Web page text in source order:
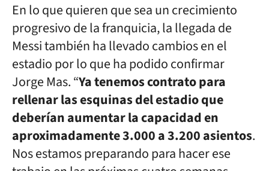
En lo que quieren que sea un crecimiento
progresivo de la franquicia, la llegada de
Messi también ha llevado cambios en el
estadio por lo que ha podido confirmar
Jorge Mas. “Ya tenemos contrato para
rellenar las esquinas del estadio que
deberían aumentar la capacidad en
aproximadamente 3.000 a 3.200 asientos.
Nos estamos preparando para hacer ese